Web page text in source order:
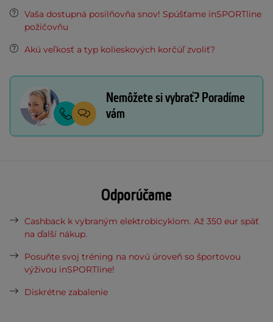
Vaša dostupná posilňovňa snov! Spúšťame inSPORTline
požičovňu
Akú veľkosť a typ kolieskových korčúľ zvoliť?
Nemôžete si vybrať? Poradíme
vám
Odporúčame
Cashback k vybraným elektrobicyklom. Až 350 eur späť
na ďalší nákup.
Posuňte svoj tréning na novú úroveň so športovou
výživou inSPORTline!
Diskrétne zabalenie